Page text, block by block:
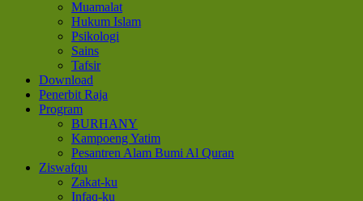
Muamalat
Hukum Islam
Psikologi
Sains
Tafsir
Download
Penerbit Raja
Program
BURHANY
Kampoeng Yatim
Pesantren Alam Bumi Al Quran
Ziswafqu
Zakat-ku
Infaq-ku